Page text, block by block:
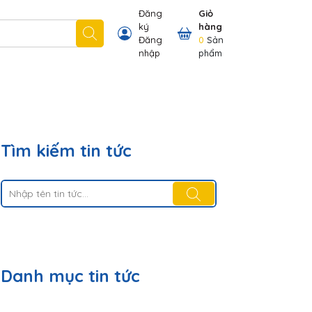
nhãn hiệu chúng tôi có Thông tin khách hàng
Đăng
ký
Đăng
nhập
Giỏ
hàng
0 Sản
phẩm
Tìm kiếm tin tức
Danh mục tin tức